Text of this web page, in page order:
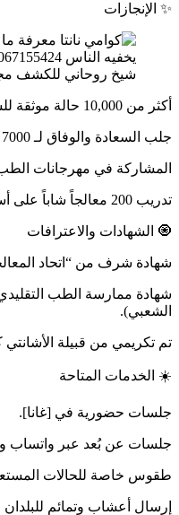
✨ الإنجازات
شيخ روحاني للكشف
أكثر من 10,000 حالة موثقة للشفاء من السحر والحسد.
جلب السعادة والوفاق لـ 7000 زوج وزوجة.
المشاركة في مهرجانات الطب
تدريب 200 معالجاً شاباً على أسرار الطاقة الإفريقية.
🧿 الشهادات والاعترافات
شهادة شرف من “اتحاد
شهادة ممارسة الطب
الشعبي).
تم تكريمي من قبيلة
☀️ الخدمات المتاحة
جلسات حضورية في [غانا].
جلسات عن بُعد عبر واتساب
طقوس خاصة للحالات
إرسال أعشاب وتمائم للبلدان